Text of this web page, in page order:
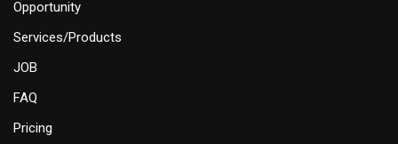
Opportunity
Services/Products
JOB
FAQ
Pricing